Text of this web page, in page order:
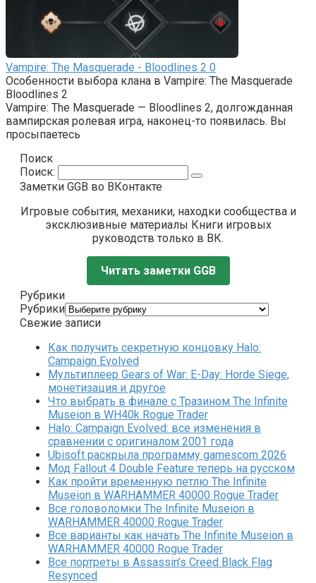
Vampire: The Masquerade - Bloodlines 2 0
Особенности выбора клана в Vampire: The Masquerade
Bloodlines 2
Vampire: The Masquerade — Bloodlines 2, долгожданная
вампирская ролевая игра, наконец-то появилась. Вы
просыпаетесь
Поиск
Поиск:
Заметки GGB во ВКонтакте
Игровые события, механики, находки сообщества и
эксклюзивные материалы Книги игровых
руководств только в ВК.
Читать заметки GGB
Рубрики
Рубрики
Свежие записи
Как получить секретную концовку Halo:
Campaign Evolved
Мультиплеер Gears of War: E-Day: Horde Siege,
монетизация и другое
Что выбрать в финале с Тразином The Infinite
Museion в WH40k Rogue Trader
Halo: Campaign Evolved: все изменения в
сравнении с оригиналом 2001 года
Ubisoft раскрыла программу gamescom 2026
Мод Fallout 4 Double Feature теперь на русском
Как пройти временную петлю The Infinite
Museion в WARHAMMER 40000 Rogue Trader
Все головоломки The Infinite Museion в
WARHAMMER 40000 Rogue Trader
Все варианты как начать The Infinite Museion в
WARHAMMER 40000 Rogue Trader
Все портреты в Assassin’s Creed Black Flag
Resynced